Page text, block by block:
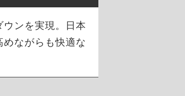
ンを実現。日本
ながらも快適な